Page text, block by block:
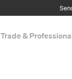
Trade &